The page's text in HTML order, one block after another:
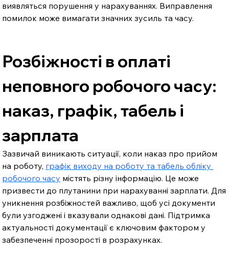
виявляться порушення у нарахуваннях. Виправлення
помилок може вимагати значних зусиль та часу.
Розбіжності в оплаті
неповного робочого часу:
наказ, графік, табель і
зарплата
Зазвичай виникають ситуації, коли наказ про прийом
на роботу, графік виходу на роботу та табель обліку
робочого часу містять різну інформацію. Це може
призвести до плутанини при нарахуванні зарплати. Для
уникнення розбіжностей важливо, щоб усі документи
були узгоджені і вказували однакові дані. Підтримка
актуальності документації є ключовим фактором у
забезпеченні прозорості в розрахунках.